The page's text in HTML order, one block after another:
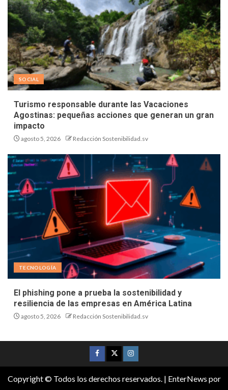
SOCIAL
Turismo responsable durante las Vacaciones
Agostinas: pequeñas acciones que generan un gran
impacto
agosto 5, 2026 Redacción Sostenibilidad.sv
TECNOLOGÍA
El phishing pone a prueba la sostenibilidad y
resiliencia de las empresas en América Latina
agosto 5, 2026 Redacción Sostenibilidad.sv
Copyright © Todos los derechos reservados. | EnterNews por